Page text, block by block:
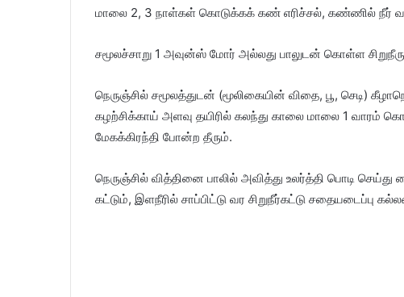
மாலை 2, 3 நாள்கள் கொடுக்கக் கண் எரிச்சல், கண்ணில் நீர்
சமூலச்சாறு 1 அவுன்ஸ் மோர் அல்லது பாலுடன் கொள்ள
நெருஞ்சில் சமூலத்துடன் (மூலிகையின் விதை, பூ, செடி)
கழற்சிக்காய் அளவு தயிரில் கலந்து காலை மாலை 1 வாரம்
மேகக்கிரந்தி போன்ற தீரும்.
நெருஞ்சில் வித்தினை பாலில் அவித்து உலர்த்தி பொடி
கட்டும், இளநீரில் சாப்பிட்டு வர சிறுநீர்கட்டு சதையடைப்பு